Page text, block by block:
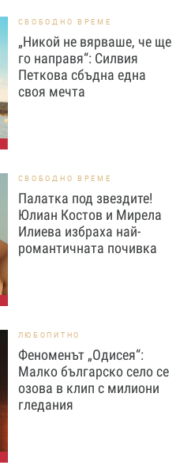
СВОБОДНО ВРЕМЕ
„Никой не вярваше, че ще
го направя“: Силвия
Петкова сбъдна една
своя мечта
СВОБОДНО ВРЕМЕ
Палатка под звездите!
Юлиан Костов и Мирела
Илиева избраха най-
романтичната почивка
ЛЮБОПИТНО
Феноменът „Одисея“:
Малко българско село се
озова в клип с милиони
гледания